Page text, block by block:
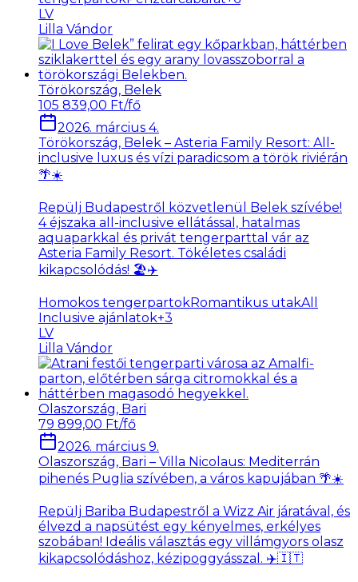
LV
Lilla Vándor
Törökország, Belek
105 839,00 Ft/fő
2026. március 4.
Törökország, Belek – Asteria Family Resort: All-
inclusive luxus és vízi paradicsom a török riviérán
🌴☀️
Repülj Budapestről közvetlenül Belek szívébe!
4 éjszaka all-inclusive ellátással, hatalmas
aquaparkkal és privát tengerparttal vár az
Asteria Family Resort. Tökéletes családi
kikapcsolódás! 🏖️✈️
Homokos tengerpartokRomantikus utakAll
Inclusive ajánlatok+3
LV
Lilla Vándor
Olaszország, Bari
79 899,00 Ft/fő
2026. március 9.
Olaszország, Bari – Villa Nicolaus: Mediterrán
pihenés Puglia szívében, a város kapujában 🌴☀️
Repülj Bariba Budapestről a Wizz Air járatával, és
élvezd a napsütést egy kényelmes, erkélyes
szobában! Ideális választás egy villámgyors olasz
kikapcsolódáshoz, kézipoggyásszal. ✈️🇮🇹